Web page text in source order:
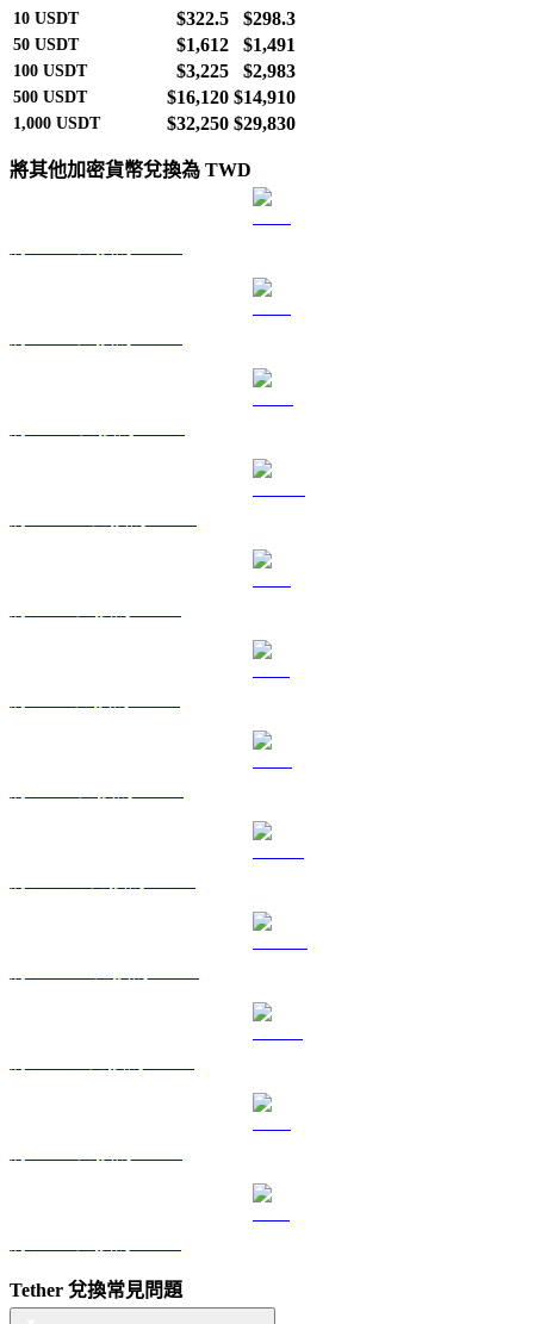
10 USDT $322.5 $298.3
50 USDT $1,612 $1,491
100 USDT $3,225 $2,983
500 USDT $16,120 $14,910
1,000 USDT $32,250 $29,830
將其他加密貨幣兌換為 TWD
Tether 兌換常見問題